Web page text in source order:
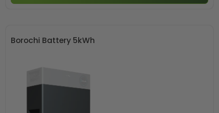
Borochi Battery 5kWh